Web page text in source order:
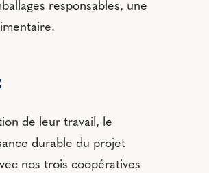
responsables, une
de leur travail, le
durable du projet
nos trois coopératives